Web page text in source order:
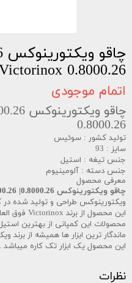
0.8000.26
اتمام موجودی
0.8000.26
تولید کشور : سوئیس
سایز : 93
جنس تیغه : استیل
جنس دسته : آلومینیوم
معرفی محصول
چاقو ویکتورینوکس 0.8000.26| Victorinox 0.8000.26
ویکتورینوکس طراحی و تولید شده
این محصول از برند Victorinox فوق العاده با کیفیت می باشد.
محصولات این کمپانی از بهترین
ماندگار ترین ابزار ها همیشه از برند
این محصول یک ابزار تک کاره میباشد .
نظرات